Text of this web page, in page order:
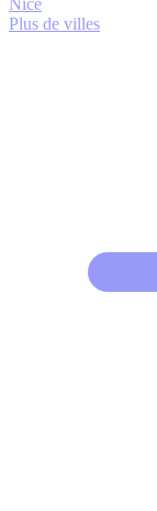
Nice
Plus de villes